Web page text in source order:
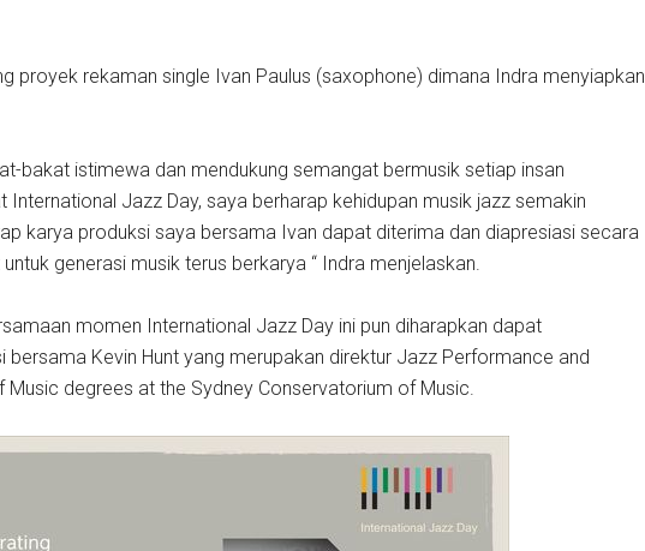
proyek rekaman single Ivan Paulus (saxophone) dimana Indra menyiapkan
bakat istimewa dan mendukung semangat bermusik setiap insan
International Jazz Day, saya berharap kehidupan musik jazz semakin
karya produksi saya bersama Ivan dapat diterima dan diapresiasi secara
generasi musik terus berkarya “ Indra menjelaskan.
momen International Jazz Day ini pun diharapkan dapat
Kevin Hunt yang merupakan direktur Jazz Performance and
degrees at the Sydney Conservatorium of Music.